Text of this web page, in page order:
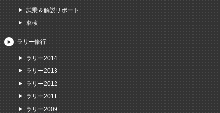
試乗＆解説リポート
車検
ラリー修行
ラリー2014
ラリー2013
ラリー2012
ラリー2011
ラリー2009